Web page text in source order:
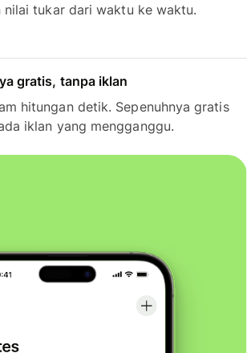
nilai tukar dari waktu ke waktu.
gratis, tanpa iklan
hitungan detik. Sepenuhnya gratis
iklan yang mengganggu.